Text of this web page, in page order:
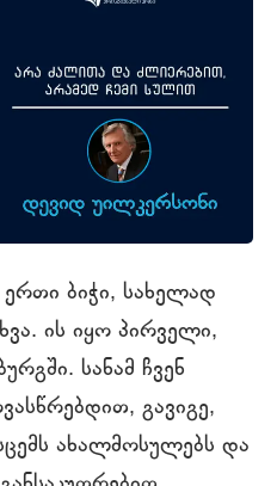
ბიჭი, სახელად
ის იყო პირველი,
სანამ ჩვენ
გავიგე,
ახალმოსულებს და